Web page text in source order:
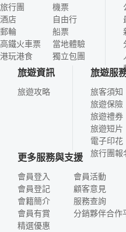
旅行團
酒店
郵輪
高鐵火車票
港玩港食
機票
自由行
船票
當地體驗
獨立包團
旅遊資訊
旅遊攻略
旅遊服
旅客須知
旅遊保險
旅遊禮券
旅遊短片
電子印花
旅行團報
更多服務與支援
會員登入
會員登記
會籍簡介
會員有賞
精選優惠
會員活動
顧客意見
服務查詢
分銷夥伴合作